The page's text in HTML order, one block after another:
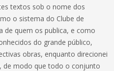
textos sob o nome dos
o sistema do Clube de
de quem os publica, e como
do grande público,
obras, enquanto direcionei
de modo que todo o conjunto